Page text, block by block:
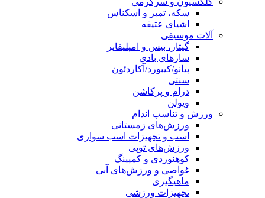
سکه، تمبر و اسکناس
اشیای عتیقه
آلات موسیقی
گیتار، بیس و امپلیفایر
سازهای بادی
پیانو/کیبورد/آکاردئون
سنتی
درام و پرکاشن
ویولن
ورزش و تناسب اندام
ورزش‌های زمستانی
اسب و تجهیزات اسب سواری
ورزش‌های توپی
کوهنوردی و کمپینگ
غواصی و ورزش‌های آبی
ماهیگیری
تجهیزات ورزشی